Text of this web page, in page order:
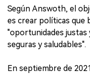
Según Answoth, el
es crear políticas que
"oportunidades justas
seguras y saludables".
En septiembre de